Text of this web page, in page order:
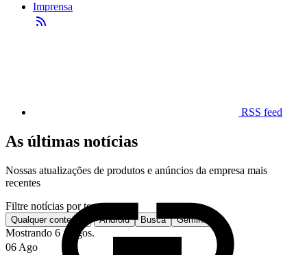
Imprensa
RSS feed
As últimas notícias
Nossas atualizações de produtos e anúncios da empresa mais
recentes
Filtre notícias por tema
Qualquer conteúdo Android Busca Gemini
Mostrando 6 artigos.
06 Ago